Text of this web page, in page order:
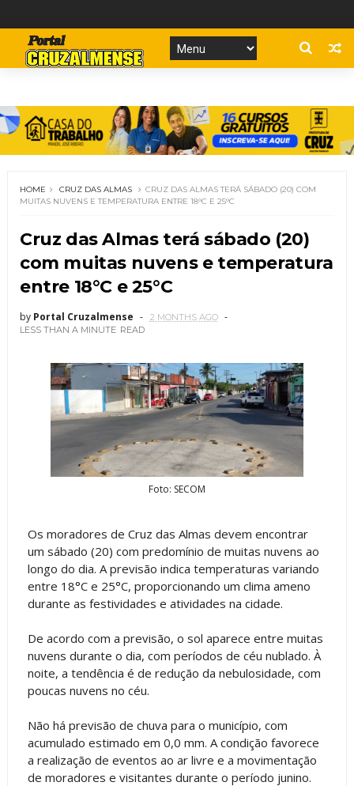
HOME CRUZ DAS ALMAS
CRUZ DAS ALMAS TERÁ SÁBADO (20) COM
MUITAS NUVENS E TEMPERATURA ENTRE 18°C E 25°C
Cruz das Almas terá sábado (20)
com muitas nuvens e temperatura
entre 18°C e 25°C
by Portal Cruzalmense
2 MONTHS AGO
LESS THAN A MINUTE READ
Foto: SECOM
Os moradores de Cruz das Almas devem encontrar
um sábado (20) com predomínio de muitas nuvens ao
longo do dia. A previsão indica temperaturas variando
entre 18°C e 25°C, proporcionando um clima ameno
durante as festividades e atividades na cidade.
De acordo com a previsão, o sol aparece entre muitas
nuvens durante o dia, com períodos de céu nublado. À
noite, a tendência é de redução da nebulosidade, com
poucas nuvens no céu.
Não há previsão de chuva para o município, com
acumulado estimado em 0,0 mm. A condição favorece
a realização de eventos ao ar livre e a movimentação
de moradores e visitantes durante o período junino.